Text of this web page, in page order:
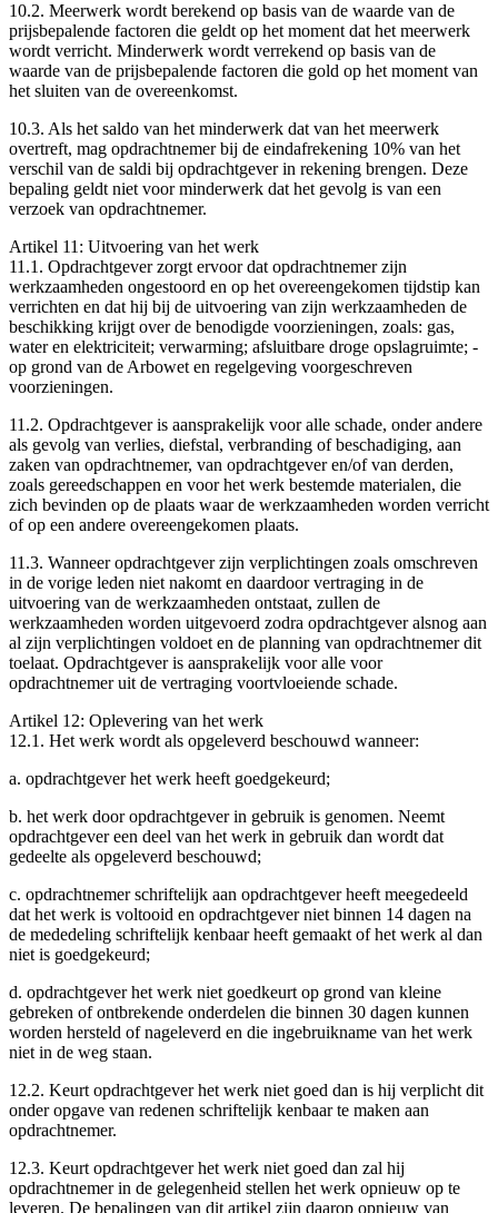
10.2. Meerwerk wordt berekend op basis van de waarde van de
prijsbepalende factoren die geldt op het moment dat het meerwerk
wordt verricht. Minderwerk wordt verrekend op basis van de
waarde van de prijsbepalende factoren die gold op het moment van
het sluiten van de overeenkomst.
10.3. Als het saldo van het minderwerk dat van het meerwerk
overtreft, mag opdrachtnemer bij de eindafrekening 10% van het
verschil van de saldi bij opdrachtgever in rekening brengen. Deze
bepaling geldt niet voor minderwerk dat het gevolg is van een
verzoek van opdrachtnemer.
Artikel 11: Uitvoering van het werk
11.1. Opdrachtgever zorgt ervoor dat opdrachtnemer zijn
werkzaamheden ongestoord en op het overeengekomen tijdstip kan
verrichten en dat hij bij de uitvoering van zijn werkzaamheden de
beschikking krijgt over de benodigde voorzieningen, zoals: ­gas,
water en elektriciteit; ­verwarming; ­afsluitbare droge opslagruimte; ­
op grond van de Arbowet en ­regelgeving voorgeschreven
voorzieningen.
11.2. Opdrachtgever is aansprakelijk voor alle schade, onder andere
als gevolg van verlies, diefstal, verbranding of beschadiging, aan
zaken van opdrachtnemer, van opdrachtgever en/of van derden,
zoals gereedschappen en voor het werk bestemde materialen, die
zich bevinden op de plaats waar de werkzaamheden worden verricht
of op een andere overeengekomen plaats.
11.3. Wanneer opdrachtgever zijn verplichtingen zoals omschreven
in de vorige leden niet nakomt en daardoor vertraging in de
uitvoering van de werkzaamheden ontstaat, zullen de
werkzaamheden worden uitgevoerd zodra opdrachtgever alsnog aan
al zijn verplichtingen voldoet en de planning van opdrachtnemer dit
toelaat. Opdrachtgever is aansprakelijk voor alle voor
opdrachtnemer uit de vertraging voortvloeiende schade.
Artikel 12: Oplevering van het werk
12.1. Het werk wordt als opgeleverd beschouwd wanneer:
a. opdrachtgever het werk heeft goedgekeurd;
b. het werk door opdrachtgever in gebruik is genomen. Neemt
opdrachtgever een deel van het werk in gebruik dan wordt dat
gedeelte als opgeleverd beschouwd;
c. opdrachtnemer schriftelijk aan opdrachtgever heeft meegedeeld
dat het werk is voltooid en opdrachtgever niet binnen 14 dagen na
de mededeling schriftelijk kenbaar heeft gemaakt of het werk al dan
niet is goedgekeurd;
d. opdrachtgever het werk niet goedkeurt op grond van kleine
gebreken of ontbrekende onderdelen die binnen 30 dagen kunnen
worden hersteld of nageleverd en die ingebruikname van het werk
niet in de weg staan.
12.2. Keurt opdrachtgever het werk niet goed dan is hij verplicht dit
onder opgave van redenen schriftelijk kenbaar te maken aan
opdrachtnemer.
12.3. Keurt opdrachtgever het werk niet goed dan zal hij
opdrachtnemer in de gelegenheid stellen het werk opnieuw op te
leveren. De bepalingen van dit artikel zijn daarop opnieuw van